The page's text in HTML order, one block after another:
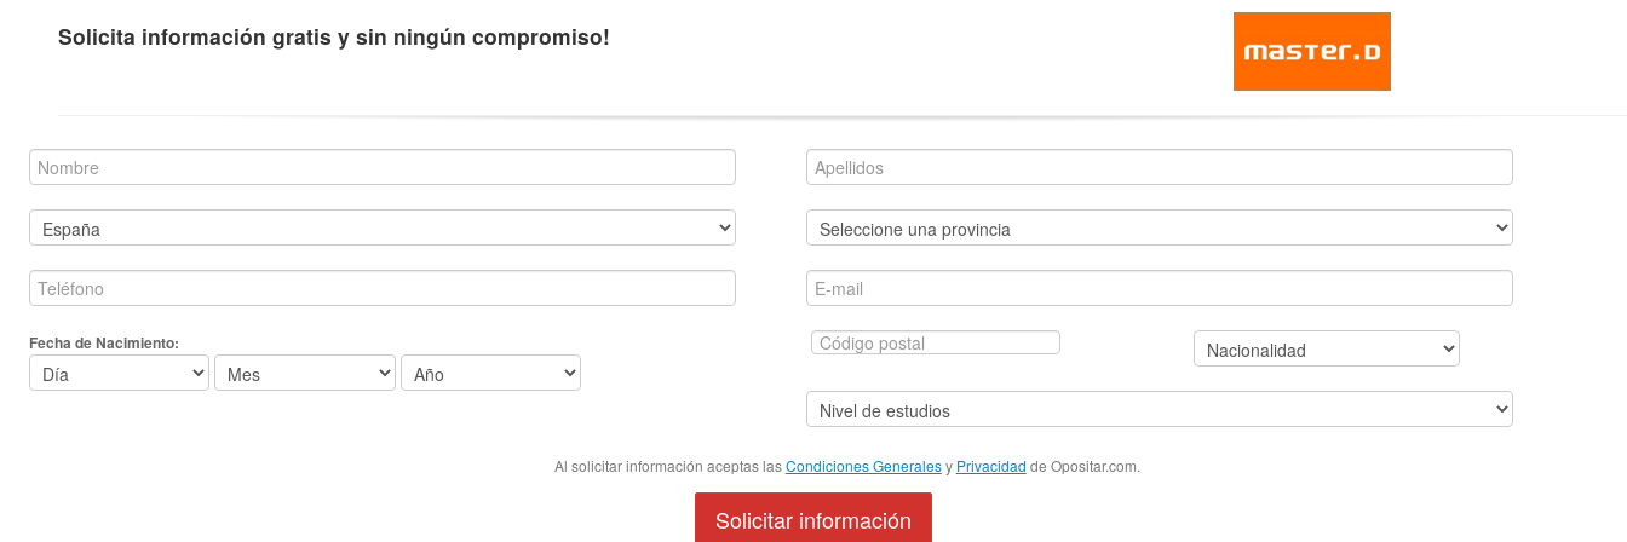
Solicita información gratis y sin ningún compromiso!
Fecha de Nacimiento:
Al solicitar información aceptas lasCondiciones Generalesy Privacidad de Opositar.com.
Solicitar información